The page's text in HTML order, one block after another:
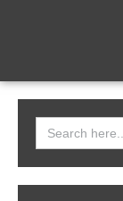
Search
for: